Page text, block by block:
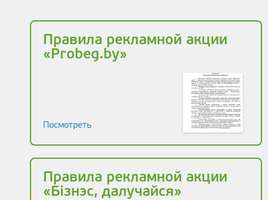
Правила рекламной акции
«Probeg.by»
Посмотреть
Правила рекламной акции
«Бізнэс, далучайся»